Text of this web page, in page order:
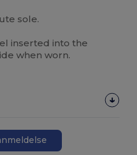
sole.
inserted into the
when worn.